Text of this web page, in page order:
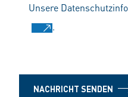
Unsere
.
NACHRICHT SENDEN